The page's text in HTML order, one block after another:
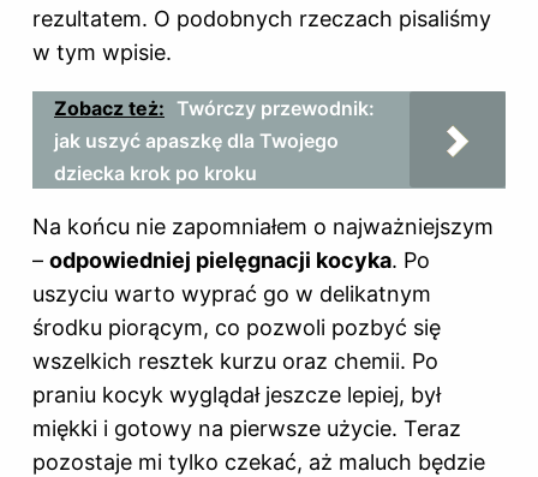
rezultatem. O podobnych rzeczach pisaliśmy
w tym wpisie.
Zobacz też: Twórczy przewodnik:
jak uszyć apaszkę dla Twojego
dziecka krok po kroku
Na końcu nie zapomniałem o najważniejszym
– odpowiedniej pielęgnacji kocyka. Po
uszyciu warto wyprać go w delikatnym
środku piorącym, co pozwoli pozbyć się
wszelkich resztek kurzu oraz chemii. Po
praniu kocyk wyglądał jeszcze lepiej, był
miękki i gotowy na pierwsze użycie. Teraz
pozostaje mi tylko czekać, aż maluch będzie